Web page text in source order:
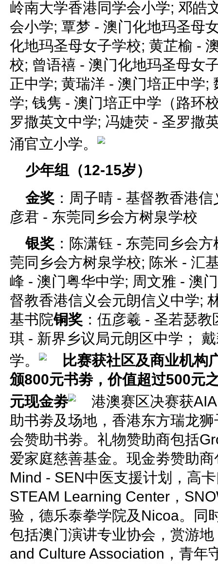
岭南大学香港同学会小学; 邓皓
会小学; 覃梦 - 澳门化地玛圣母
化地玛圣母女子学校; 黄芷榆 -
校; 曾语禧 - 澳门化地玛圣母女
正中学; 黄瑞洋 - 澳门培正中学;
学; 钱隽 - 澳门培正中学（路环
罗撒英文中学; 冯婕荧 - 圣罗撒
涌官立小学。
少年组（12-15岁）
金奖 ：周子晴 - 基督教香港
彦君 - 东莞同乡会方树泉学校
银奖 ：陈潇钰 - 东莞同乡会
莞同乡会方树泉学校; 陈米 - 汇
峰 - 澳门粤华中学; 周文雅 - 澳
督教香港信义会元朗信义中学;
基书院铜奖 ：伍彦羲 - 圣若瑟
琪 - 新界乡议局元朗区中学；
学。
比赛获社区及商业机构
颁800元书劵，价值超过500元
元现金劵
港澳赛区决赛获
助书劵及场地，香港东方瑞龙
会赞助书劵。礼物赞助商包括
爱家庭慈善基金。现金劵赞助
Mind - SEN中医支援计划，高
STEAM Learning Center，
验，德乐泰拳学院及Nicoa。同
包括澳门演讲专业协会，赏游
and Culture Association，青年